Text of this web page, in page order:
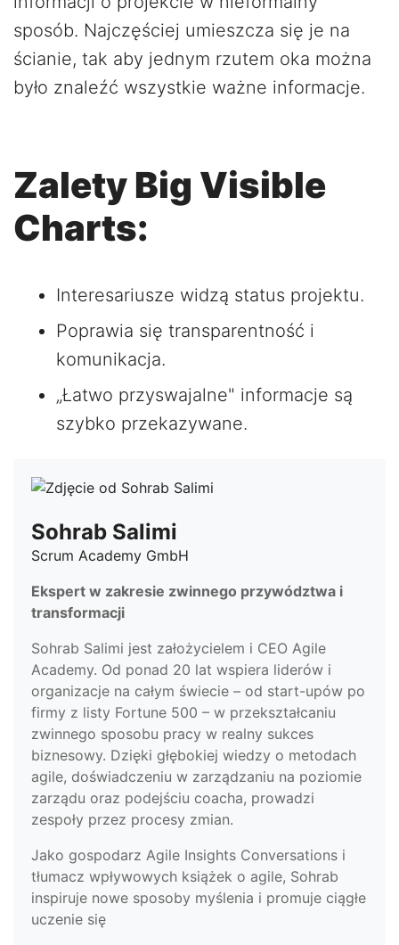
sposób. Najczęściej umieszcza się je na
ścianie, tak aby jednym rzutem oka można
było znaleźć wszystkie ważne informacje.
Zalety Big Visible
Charts:
Interesariusze widzą status projektu.
Poprawia się transparentność i
komunikacja.
„Łatwo przyswajalne" informacje są
szybko przekazywane.
Sohrab Salimi
Scrum Academy GmbH
Ekspert w zakresie zwinnego przywództwa i
transformacji
Sohrab Salimi jest założycielem i CEO Agile
Academy. Od ponad 20 lat wspiera liderów i
organizacje na całym świecie – od start-upów po
firmy z listy Fortune 500 – w przekształcaniu
zwinnego sposobu pracy w realny sukces
biznesowy. Dzięki głębokiej wiedzy o metodach
agile, doświadczeniu w zarządzaniu na poziomie
zarządu oraz podejściu coacha, prowadzi
zespoły przez procesy zmian.
Jako gospodarz Agile Insights Conversations i
tłumacz wpływowych książek o agile, Sohrab
inspiruje nowe sposoby myślenia i promuje ciągłe
uczenie się